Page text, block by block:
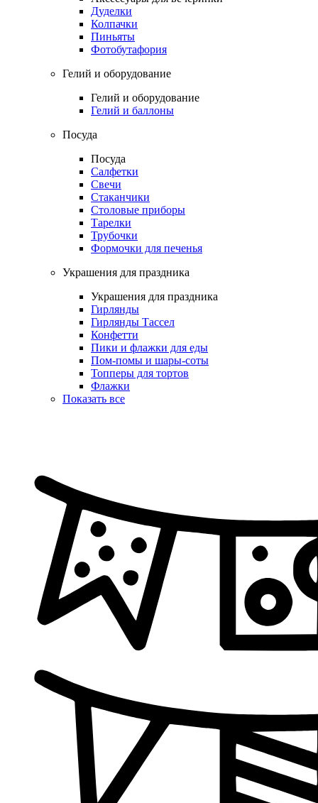
Дуделки
Колпачки
Пиньяты
Фотобутафория
Гелий и оборудование
Гелий и оборудование
Гелий и баллоны
Посуда
Посуда
Салфетки
Свечи
Стаканчики
Столовые приборы
Тарелки
Трубочки
Формочки для печенья
Украшения для праздника
Украшения для праздника
Гирлянды
Гирлянды Тассел
Конфетти
Пики и флажки для еды
Пом-помы и шары-соты
Топперы для тортов
Флажки
Показать все